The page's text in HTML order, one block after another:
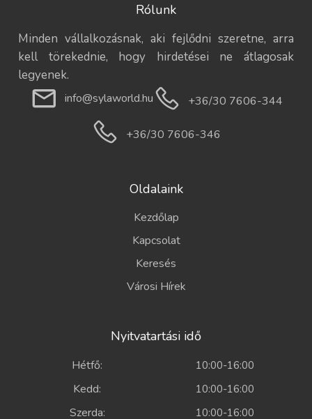
Rólunk
Minden vállalkozásnak, aki fejlődni szeretne, arra
kell törekednie, hogy hirdetései ne átlagosak
legyenek.
info@sylaworld.hu +36/30 7606-344
+36/30 7606-346
Oldalaink
Kezdőlap
Kapcsolat
Keresés
Városi Hírek
Nyitvatartási idő
Hétfő: 10:00-16:00
Kedd: 10:00-16:00
Szerda: 10:00-16:00